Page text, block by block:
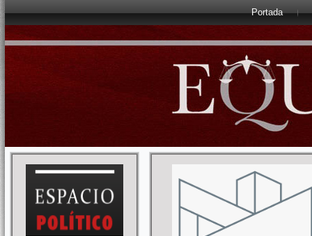
Portada